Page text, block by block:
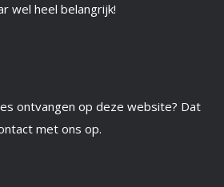
wel heel belangrijk!
ontvangen op deze website? Dat
met ons op.